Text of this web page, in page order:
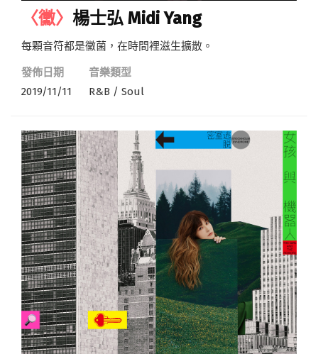
〈黴〉 楊士弘 Midi Yang
每顆音符都是黴菌，在時間裡滋生擴散。
發佈日期
2019/11/11
音樂類型
R&B / Soul